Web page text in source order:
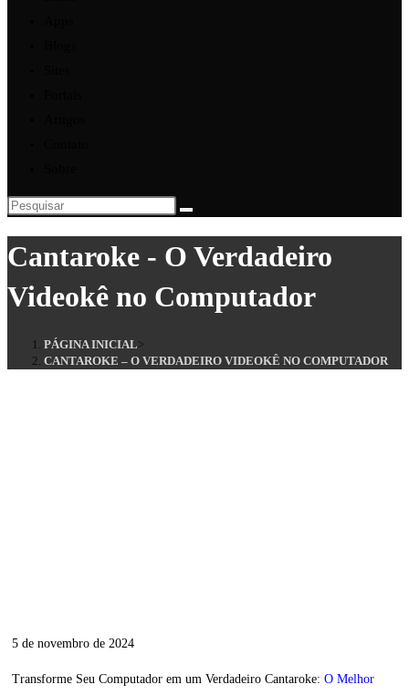
Cantaroke - O Verdadeiro
Videokê no Computador
PÁGINA INICIAL >
CANTAROKE – O VERDADEIRO VIDEOKÊ NO COMPUTADOR
5 de novembro de 2024
Transforme Seu Computador em um Verdadeiro Cantaroke: O Melhor